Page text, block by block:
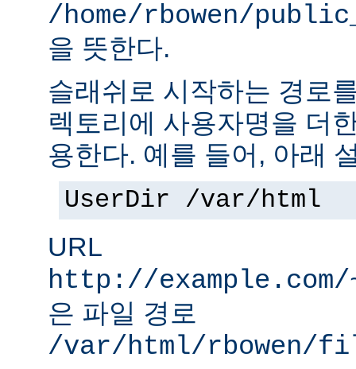
/home/rbowen/
을 뜻한다.
슬래쉬로 시작하는 경로
렉토리에 사용자명을 더
용한다. 예를 들어, 아래
UserDir /var/html
URL
http://
은 파일 경로
/var/html/rbowen/